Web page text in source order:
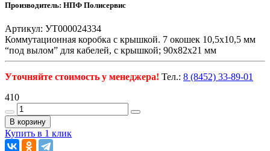
Производитель: НПФ Полисервис
Артикул: УТ000024334
Коммутационная коробка с крышкой. 7 окошек 10,5х10,5 мм
“под вылом” для кабелей, с крышкой; 90х82х21 мм
Уточняйте стоимость у менеджера! Тел.: 8 (8452) 33-89-01
410
В корзину
Купить в 1 клик